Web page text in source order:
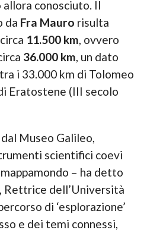
conosciuto. Il
da Fra Mauro risulta
11.500 km, ovvero
36.000 km, un dato
i 33.000 km di Tolomeo
Eratostene (III secolo
dal Museo Galileo,
scientifici coevi
– ha detto
, Rettrice dell’Università
di ‘esplorazione’
e dei temi connessi,